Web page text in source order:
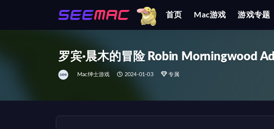
首页 Mac游戏 游戏专题
罗宾·晨木的冒险 Robin Morningwood
Mac绅士游戏 2024-01-03 专属